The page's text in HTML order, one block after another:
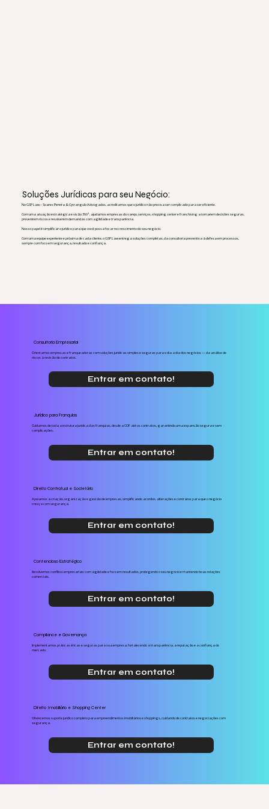
Soluções Jurídicas para seu Negócio:
No GSP Law – Soares Pereira & Cytrangulo Advogados, acreditamos que o jurídico não precisa ser complicado para ser eficiente.
Com uma atuação estratégica e visão 360º, ajudamos empresas do varejo, serviços, shopping center e franchising a tomarem decisões seguras,
prevenirem riscos e resolverem demandas com agilidade e transparência.
Nosso papel é simplificar o jurídico para que você possa focar no crescimento do seu negócio.
Com uma equipe experiente e próxima de cada cliente, o GSP Law entrega soluções completas, da consultoria preventiva à defesa em processos,
sempre com foco em segurança, resultado e confiança.
Consultoria Empresarial
Orientamos empresas e franqueadoras com soluções jurídicas simples e seguras para o dia a dia dos negócios — da análise de
riscos à revisão de contratos.
Entrar em contato!
Jurídico para Franquias
Cuidamos de toda a estrutura jurídica das franquias, desde a COF até os contratos, garantindo uma expansão segura e sem
complicações.
Entrar em contato!
Direito Contratual e Societário
Apoiamos a criação, organização e gestão de empresas, simplificando acordos, alterações e contratos para que o negócio
cresça com segurança.
Entrar em contato!
Contencioso Estratégico
Resolvemos conflitos empresariais com agilidade e foco em resultados, protegendo o seu negócio e mantendo boas relações
comerciais.
Entrar em contato!
Compliance e Governança
Implementamos práticas éticas e seguras para sua empresa, fortalecendo a transparência, a reputação e a confiança do
mercado.
Entrar em contato!
Direito Imobiliário e Shopping Center
Oferecemos suporte jurídico completo para empreendimentos imobiliários e shoppings, cuidando de contratos e negociações com
segurança.
Entrar em contato!